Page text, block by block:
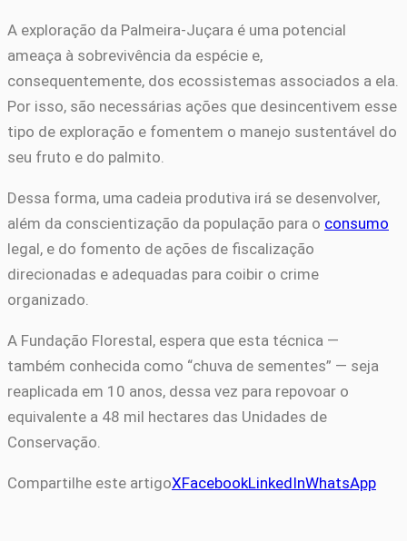
A exploração da Palmeira-Juçara é uma potencial
ameaça à sobrevivência da espécie e,
consequentemente, dos ecossistemas associados a ela.
Por isso, são necessárias ações que desincentivem esse
tipo de exploração e fomentem o manejo sustentável do
seu fruto e do palmito.
Dessa forma, uma cadeia produtiva irá se desenvolver,
além da conscientização da população para o consumo
legal, e do fomento de ações de fiscalização
direcionadas e adequadas para coibir o crime
organizado.
A Fundação Florestal, espera que esta técnica —
também conhecida como “chuva de sementes” — seja
reaplicada em 10 anos, dessa vez para repovoar o
equivalente a 48 mil hectares das Unidades de
Conservação.
Compartilhe este artigoXFacebookLinkedInWhatsApp